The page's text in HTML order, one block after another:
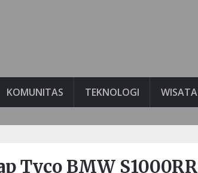
KOMUNITAS TEKNOLOGI WISATA
Tyco BMW S1000RR